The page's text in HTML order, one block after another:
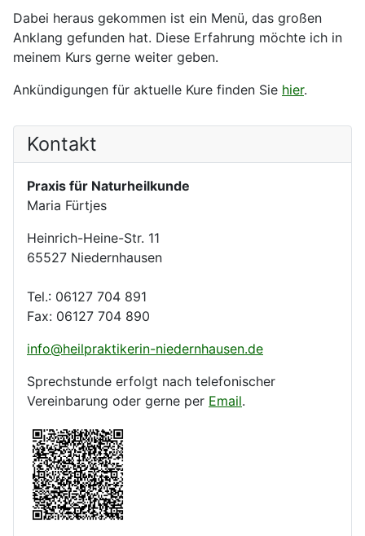
Dabei heraus gekommen ist ein Menü, das großen
Anklang gefunden hat. Diese Erfahrung möchte ich in
meinem Kurs gerne weiter geben.
Ankündigungen für aktuelle Kure finden Sie hier.
Kontakt
Praxis für Naturheilkunde
Maria Fürtjes
Heinrich-Heine-Str. 11
65527 Niedernhausen
Tel.: 06127 704 891
Fax: 06127 704 890
info@heilpraktikerin-niedernhausen.de
Sprechstunde erfolgt nach telefonischer
Vereinbarung oder gerne per Email.